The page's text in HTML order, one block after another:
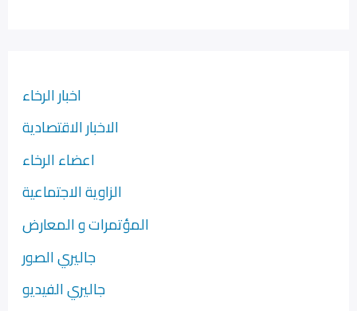
اخبار الرخاء
الاخبار الاقتصادية
اعضاء الرخاء
الزاوية الاجتماعية
المؤتمرات و المعارض
جاليري الصور
جاليري الفيديو